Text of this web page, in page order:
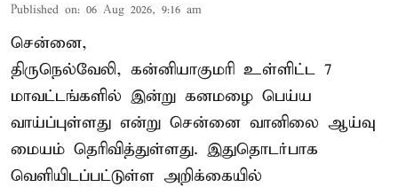
Published on: 06 Aug 2026, 9:16 am
சென்னை,
திருநெல்வேலி, கன்னியாகுமரி உள்ளிட்ட 7
மாவட்டங்களில் இன்று கனமழை பெய்ய
வாய்ப்புள்ளது என்று சென்னை வானிலை ஆய்வு
மையம் தெரிவித்துள்ளது. இதுதொடர்பாக
வெளியிடப்பட்டுள்ள அறிக்கையில்